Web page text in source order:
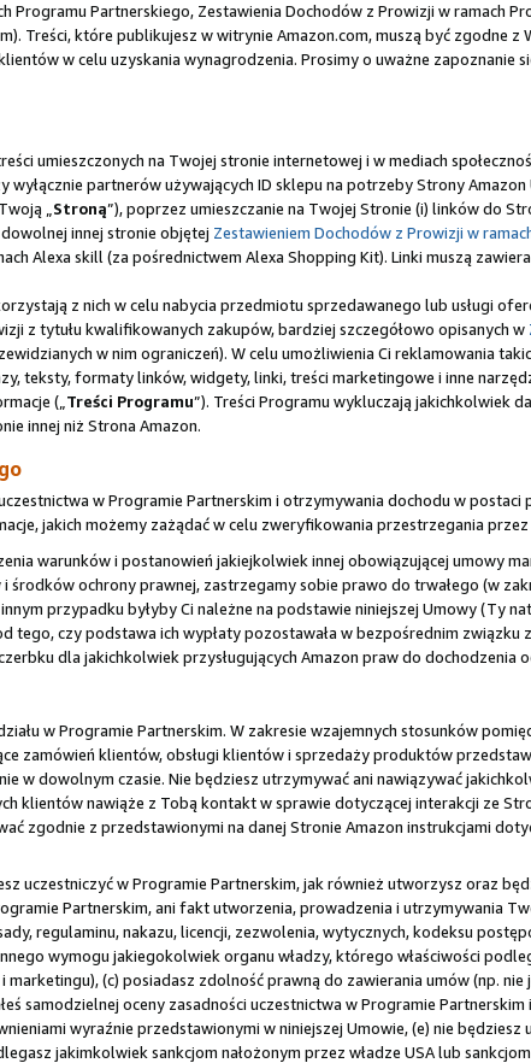
Programu Partnerskiego, Zestawienia Dochodów z Prowizji w ramach
Treści, które publikujesz w witrynie Amazon.com, muszą być zgodne z
w celu uzyskania wynagrodzenia. Prosimy o uważne zapoznanie
umieszczonych na Twojej stronie internetowej i w mediach
partnerów używających ID sklepu na potrzeby Strony
„Stroną”), poprzez umieszczanie na Twojej Stronie (i) linków do
innej stronie objętej Zestawieniem Dochodów z Prowizji w
Alexa skill (za pośrednictwem Alexa Shopping Kit). Linki muszą
z nich w celu nabycia przedmiotu sprzedawanego lub usługi
z tytułu kwalifikowanych zakupów, bardziej szczegółowo opisanych w
w nim ograniczeń). W celu umożliwienia Ci reklamowania
teksty, formaty linków, widgety, linki, treści marketingowe i inne
(„Treści Programu”). Treści Programu wykluczają jakichkolwiek
innej niż Strona Amazon.
w Programie Partnerskim i otrzymywania dochodu w postaci
jakich możemy zażądać w celu zweryfikowania przestrzegania
warunków i postanowień jakiejkolwiek innej obowiązującej umowy
i środków ochrony prawnej, zastrzegamy sobie prawo do trwałego (w
przypadku byłyby Ci należne na podstawie niniejszej Umowy (Ty
czy podstawa ich wypłaty pozostawała w bezpośrednim związku
dla jakichkolwiek przysługujących Amazon praw do dochodzenia
w Programie Partnerskim. W zakresie wzajemnych stosunków
zamówień klientów, obsługi klientów i sprzedaży produktów
w dowolnym czasie. Nie będziesz utrzymywać ani nawiązywać
klientów nawiąże z Tobą kontakt w sprawie dotyczącej interakcji ze
zgodnie z przedstawionymi na danej Stronie Amazon instrukcjami
uczestniczyć w Programie Partnerskim, jak również utworzysz oraz
Partnerskim, ani fakt utworzenia, prowadzenia i utrzymywania
regulaminu, nakazu, licencji, zezwolenia, wytycznych, kodeksu
wymogu jakiegokolwiek organu władzy, którego właściwości
(c) posiadasz zdolność prawną do zawierania umów (np. nie
samodzielnej oceny zasadności uczestnictwa w Programie
wyraźnie przedstawionymi w niniejszej Umowie, (e) nie będziesz
jakimkolwiek sankcjom nałożonym przez władze USA lub